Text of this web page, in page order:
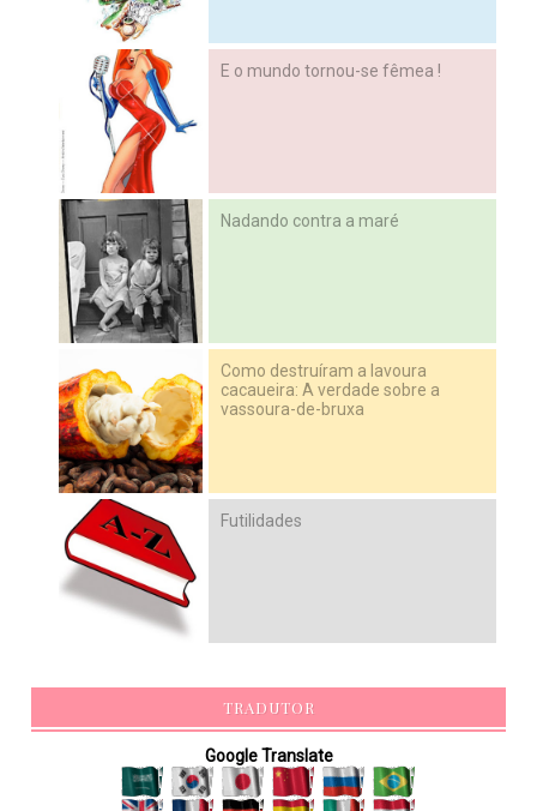
E o mundo tornou-se fêmea !
Nadando contra a maré
Como destruíram a lavoura
cacaueira: A verdade sobre a
vassoura-de-bruxa
Futilidades
TRADUTOR
Google Translate